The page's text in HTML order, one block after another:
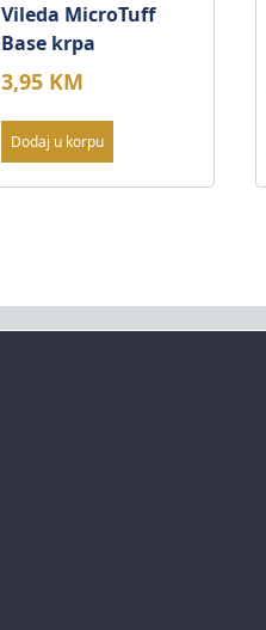
Vileda MicroTuff
Base krpa
3,95 KM
Dodaj u korpu